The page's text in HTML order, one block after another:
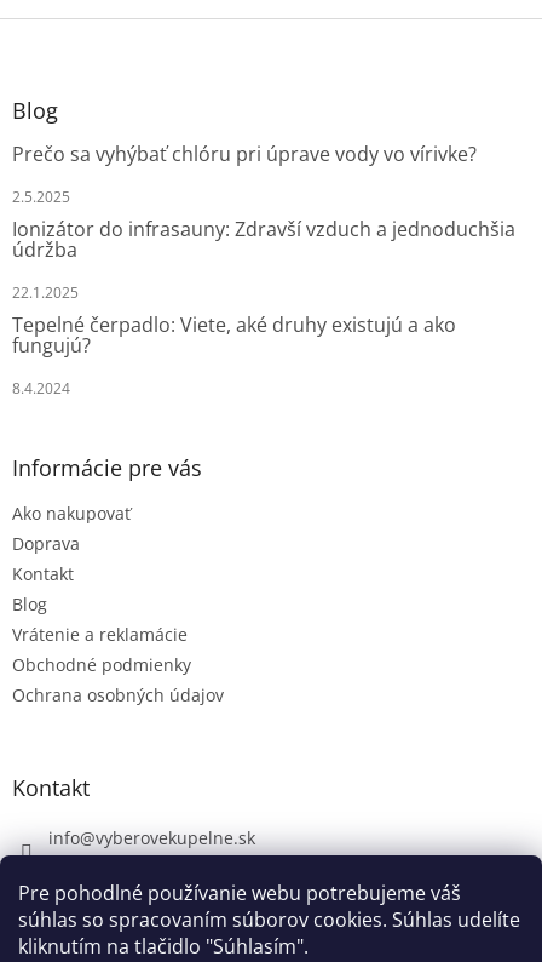
Pre pohodlné používanie webu potrebujeme váš
súhlas so spracovaním súborov cookies. Súhlas udelíte
kliknutím na tlačidlo "Súhlasím".
r
v
v
s
v
Z
Blog
Prečo sa vyhýbať chlóru pri úprave vody vo vírivke?
2.5.2025
Ionizátor do infrasauny: Zdravší vzduch a jednoduchšia
údržba
22.1.2025
Tepelné čerpadlo: Viete, aké druhy existujú a ako
fungujú?
8.4.2024
Informácie pre vás
Ako nakupovať
Doprava
Kontakt
Blog
Vrátenie a reklamácie
Obchodné podmienky
Ochrana osobných údajov
Kontakt
info@vyberovekupelne.sk
https://www.facebook.com/vyberovekoupelny/